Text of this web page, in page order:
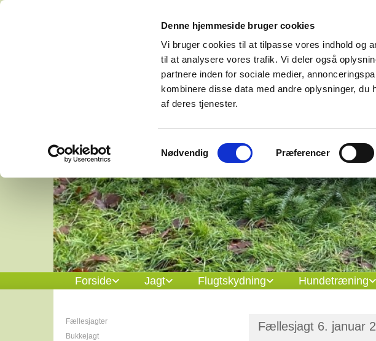
Denne hjemmeside bruger cookies
Vi bruger cookies til at tilpasse vores indhold og
til at analysere vores trafik. Vi deler også
partnere inden for sociale medier,
kombinere disse data med andre oplysninger,
af deres tjenester.
Nødvendig Præferencer
Forside Jagt Flugtskydning Hundetræning
Fællesjagter
Bukkejagt
Fællesjagt 6. januar